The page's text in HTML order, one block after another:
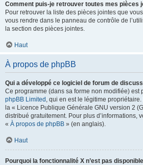
Comment puis-je retrouver toutes mes pièces
Pour retrouver la liste des pièces jointes que
vous rendre dans le panneau de contrôle de
la section des pièces jointes.
Haut
À propos de phpBB
Qui a développé ce logiciel de forum de
Ce programme (dans sa forme non modifiée) est
phpBB Limited , qui en est le légitime
la « Licence Publique Générale GNU version 2
distribué gratuitement. Pour plus d’informations,
« À propos de phpBB » (en anglais).
Haut
Pourquoi la fonctionnalité X n’est pas